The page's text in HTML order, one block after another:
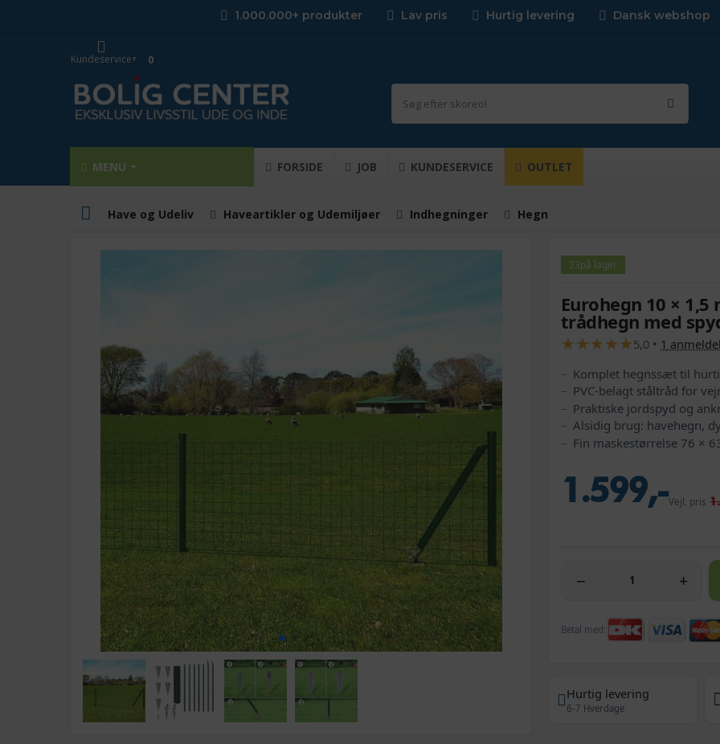
1.000.000+ produkter Lav pris Hurtig levering Dansk webshop
Kundeservice 0
MENU FORSIDE JOB KUNDESERVICE OUTLET
Have og Udeliv Haveartikler og Udemiljøer Indhegninger Hegn
23på lager
Eurohegn 10 ×
trådhegn med
★
★★
★★
★★
★★
★5,0 • 1
Komplet hegnssæt til
PVC-belagt ståltråd for
Praktiske jordspyd og
Alsidig brug: havehegn,
Fin maskestørrelse 76 ×
1.599,-Vejl. pris
− +
Betal med:
Hurtig levering
6-7 Hverdage